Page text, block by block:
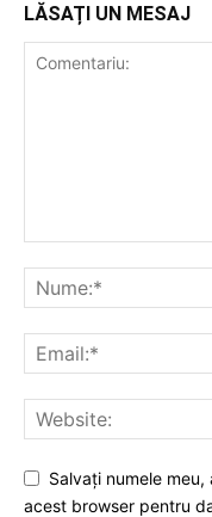
LĂSAȚI UN MESAJ
Salvați numele
acest browser pentru